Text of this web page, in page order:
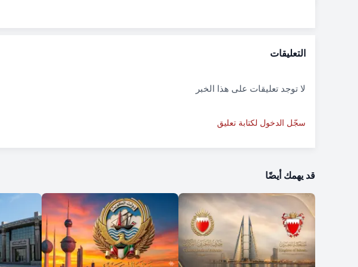
التعليقات
لا توجد تعليقات على هذا الخبر
سجّل الدخول لكتابة تعليق
قد يهمك أيضًا